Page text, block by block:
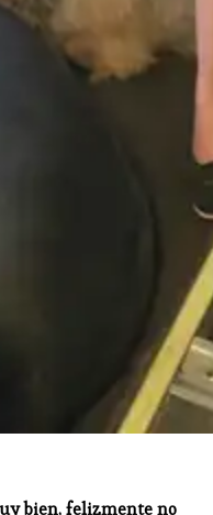
bien, felizmente no